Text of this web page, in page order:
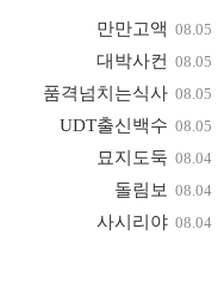
만만고액 08.05
대박사컨 08.05
품격넘치는식사 08.05
UDT출신백수 08.05
묘지도둑 08.04
돌림보 08.04
사시리야 08.04